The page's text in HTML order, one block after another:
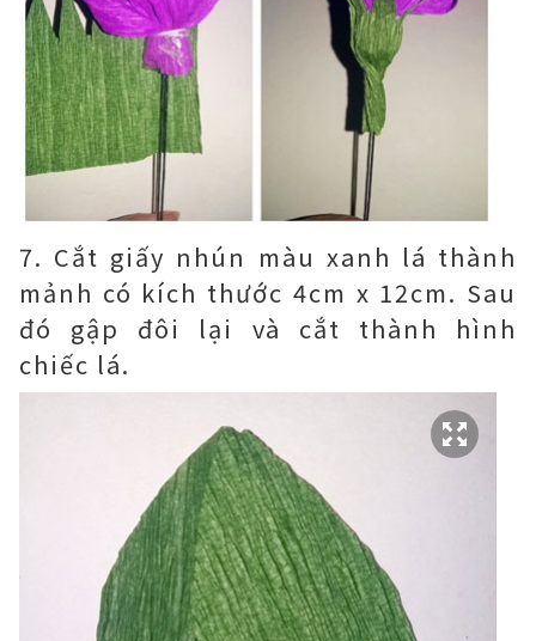
7. Cắt giấy nhún màu xanh lá thành
mảnh có kích thước 4cm x 12cm. Sau
đó gập đôi lại và cắt thành hình
chiếc lá.